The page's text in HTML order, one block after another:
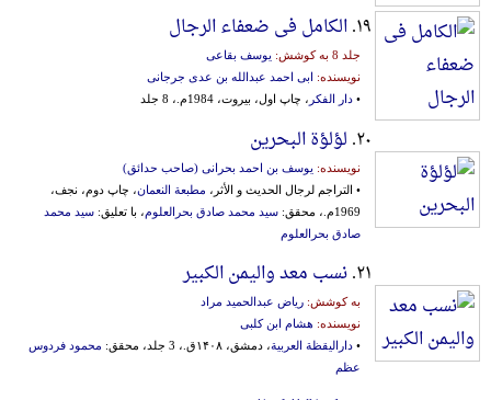
۱۹. الکامل فی ضعفاء الرجال
جلد 8 به کوشش:
یوسف بقاعی
نویسنده: ابی احمد عبدالله بن عدی جرجانی
• دار الفکر ، چاپ اول، بیروت، 1984م.، 8 جلد
۲۰. لؤلؤة البحرین
نویسنده: یوسف بن احمد بحرانی (صاحب حدائق)
• التراجم لرجال الحدیث و الأثر، مطبعة النعمان، چاپ دوم، نجف،
1969م.، محقق:
سید محمد صادق بحرالعلوم، با تعلیق: سید محمد
صادق بحرالعلوم
۲۱. نسب معد والیمن الکبیر
به کوشش: ریاض عبدالحمید مراد
نویسنده: هشام ابن کلبی
• دارالیقظة العربیة، دمشق، ۱۴۰۸ق.، 3 جلد، محقق:
محمود فردوس
عظم